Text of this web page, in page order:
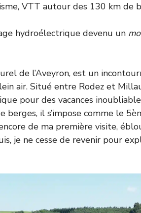
VTT autour des 130 km de
hydroélectrique devenu un
de l’Aveyron, est un
air. Situé entre Rodez et
pour des vacances
berges, il s’impose comme le
de ma première visite,
je ne cesse de revenir pour